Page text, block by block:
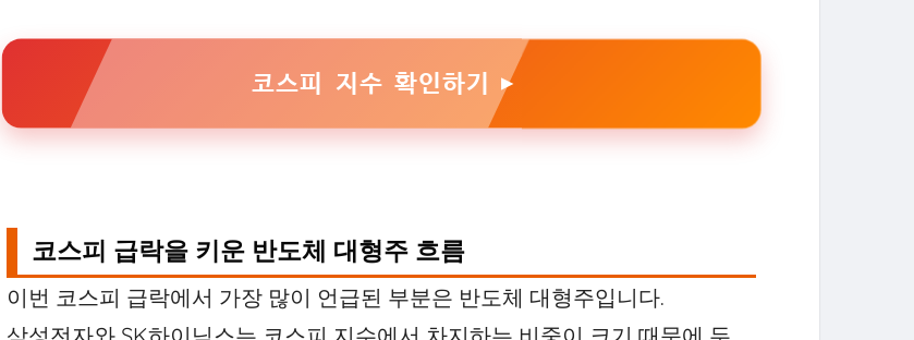
코스피 지수 확인하기 ▶
코스피 급락을 키운 반도체 대형주 흐름
이번 코스피 급락에서 가장 많이 언급된 부분은 반도체 대형주입니다.